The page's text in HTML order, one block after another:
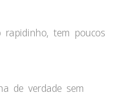
tem poucos
de verdade sem